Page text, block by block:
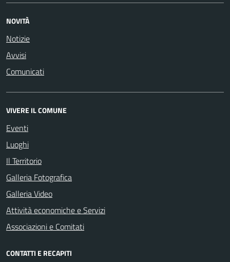
NOVITÀ
Notizie
Avvisi
Comunicati
VIVERE IL COMUNE
Eventi
Luoghi
Il Territorio
Galleria Fotografica
Galleria Video
Attività economiche e Servizi
Associazioni e Comitati
CONTATTI E RECAPITI